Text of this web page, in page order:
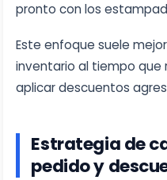
pronto con los
Este enfoque suele
inventario al tiempo que
aplicar descuentos
Estrategia de
pedido y